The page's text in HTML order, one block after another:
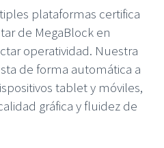
plataformas certifica
de MegaBlock en
operatividad. Nuestra
de forma automática a
tablet y móviles,
gráfica y fluidez de